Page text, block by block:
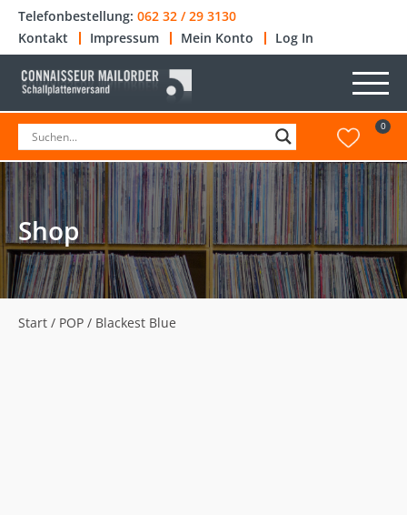
Telefonbestellung: 062 32 / 29 3130
Kontakt
Impressum Mein Konto Log In
0
Shop
Start / POP / Blackest Blue